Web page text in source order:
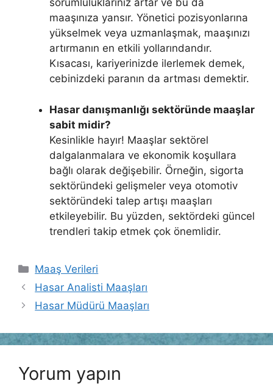
sorumluluklarınız artar ve bu da
maaşınıza yansır. Yönetici pozisyonlarına
yükselmek veya uzmanlaşmak, maaşınızı
artırmanın en etkili yollarındandır.
Kısacası, kariyerinizde ilerlemek demek,
cebinizdeki paranın da artması demektir.
Hasar danışmanlığı sektöründe maaşlar
sabit midir?
Kesinlikle hayır! Maaşlar sektörel
dalgalanmalara ve ekonomik koşullara
bağlı olarak değişebilir. Örneğin, sigorta
sektöründeki gelişmeler veya otomotiv
sektöründeki talep artışı maaşları
etkileyebilir. Bu yüzden, sektördeki güncel
trendleri takip etmek çok önemlidir.
Kategoriler
Maaş Verileri
Hasar Analisti Maaşları
Hasar Müdürü Maaşları
Yorum yapın